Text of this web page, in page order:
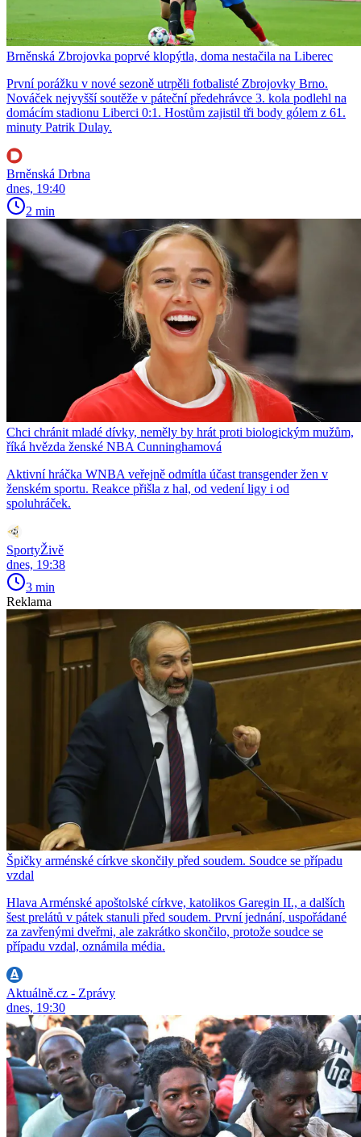
Brněnská Zbrojovka poprvé klopýtla, doma nestačila na Liberec
První porážku v nové sezoně utrpěli fotbalisté Zbrojovky Brno.
Nováček nejvyšší soutěže v páteční předehrávce 3. kola podlehl na
domácím stadionu Liberci 0:1. Hostům zajistil tři body gólem z 61.
minuty Patrik Dulay.
Brněnská Drbna
dnes, 19:40
2 min
Chci chránit mladé dívky, neměly by hrát proti biologickým mužům,
říká hvězda ženské NBA Cunninghamová
Aktivní hráčka WNBA veřejně odmítla účast transgender žen v
ženském sportu. Reakce přišla z hal, od vedení ligy i od
spoluhráček.
SportyŽivě
dnes, 19:38
3 min
Reklama
Špičky arménské církve skončily před soudem. Soudce se případu
vzdal
Hlava Arménské apoštolské církve, katolikos Garegin II., a dalších
šest prelátů v pátek stanuli před soudem. První jednání, uspořádané
za zavřenými dveřmi, ale zakrátko skončilo, protože soudce se
případu vzdal, oznámila média.
Aktuálně.cz - Zprávy
dnes, 19:30